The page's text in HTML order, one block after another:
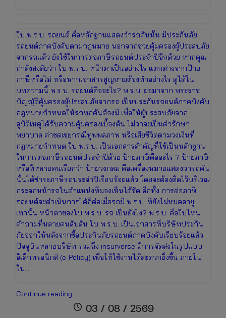
ใบ พ.ร.บ. รถยนต์ คือหลักฐานแสดงว่ารถคันนั้น มีประกันภัย
รถยนต์ภาคบังคับตามกฎหมาย นอกจากช่วยคุ้มครองผู้ประสบภัย
จากรถแล้ว ยังใช้ในการต่อภาษีรถยนต์ประจำปีอีกด้วย หากคุณ
กำลังสงสัยว่า ใบ พ.ร.บ. หน้าตาเป็นอย่างไร แตกต่างจากป้าย
ภาษีหรือไม่ หรือหากเอกสารสูญหายต้องทำอย่างไร ดูได้ใน
บทความนี้ พ.ร.บ. รถยนต์คืออะไร? พ.ร.บ. ย่อมาจาก พระราช
บัญญัติคุ้มครองผู้ประสบภัยจากรถ เป็นประกันรถยนต์ภาคบังคับ
กฎหมายกำหนดให้รถทุกคันต้องมี เพื่อให้ผู้ประสบภัยจาก
อุบัติเหตุได้รับความคุ้มครองเบื้องต้น ไม่ว่าจะเป็นค่ารักษา
พยาบาล ค่าชดเชยกรณีทุพพลภาพ หรือเสียชีวิตตามวงเงินที่
กฎหมายกำหนด ใบ พ.ร.บ. เป็นเอกสารสำคัญที่ใช้เป็นหลักฐาน
ในการต่อภาษีรถยนต์ประจำปีด้วย ป้ายภาษีคืออะไร ? ป้ายภาษี
หรือที่หลายคนเรียกว่า ป้ายวงกลม คือเครื่องหมายแสดงว่ารถคัน
นั้นได้ชำระภาษีรถประจำปีเรียบร้อยแล้ว โดยจะต้องติดไว้บริเวณ
กระจกหน้ารถในตำแหน่งที่มองเห็นได้ชัด อีกทั้ง การต่อภาษี
รถยนต์จะดำเนินการได้ก็ต่อเมื่อรถมี พ.ร.บ. ที่ยังไม่หมดอายุ
เท่านั้น หน้าตาของใบ พ.ร.บ. รถ เป็นยังไง? พ.ร.บ. คือใบไหน
คำถามที่หลายคนสับสัน ใบ พ.ร.บ. เป็นเอกสารที่บริษัทประกัน
ภัยออกให้หลังจากซื้อประกันภัยรถยนต์ภาคบังคับเรียบร้อยแล้ว
ปัจจุบันหลายบริษัท รวมถึง insurverse มีการจัดส่งในรูปแบบ
อิเล็กทรอนิกส์ (e-Policy) เพื่อให้ใช้งานได้สะดวกยิ่งขึ้น ภายใน
ใบ…
Continue reading
พ.ร.บ.
schedule 03 / 08 / 2569